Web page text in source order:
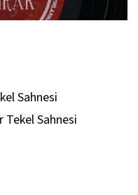
Sahnesi
Tekel Sahnesi